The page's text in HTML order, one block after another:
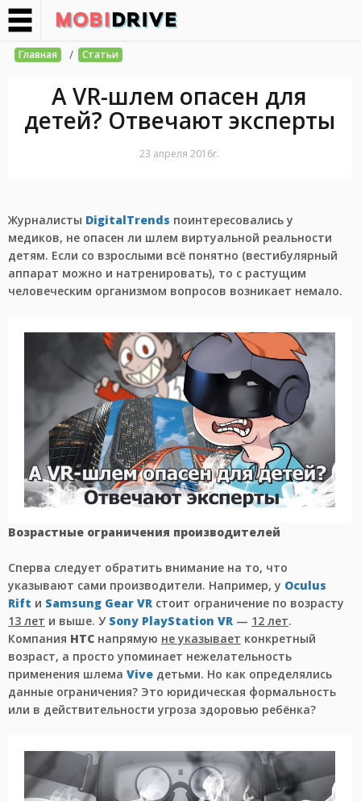
Главная / Статьи
А VR-шлем опасен для
детей? Отвечают эксперты
23 апреля 2016г.
Журналисты DigitalTrends поинтересовались у
медиков, не опасен ли шлем виртуальной реальности
детям. Если со взрослыми всё понятно (вестибулярный
аппарат можно и натренировать), то с растущим
человеческим организмом вопросов возникает немало.
Возрастные ограничения производителей
Сперва следует обратить внимание на то, что
указывают сами производители. Например, у Oculus
Rift и Samsung Gear VR стоит ограничение по возрасту
13 лет и выше. У Sony PlayStation VR — 12 лет.
Компания HTC напрямую не указывает конкретный
возраст, а просто упоминает нежелательность
применения шлема Vive детьми. Но как определялись
данные ограничения? Это юридическая формальность
или в действительности угроза здоровью ребёнка?